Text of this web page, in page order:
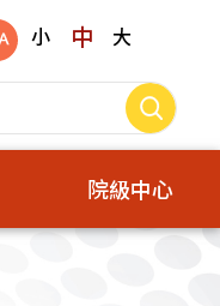
小 中 大
院級中心